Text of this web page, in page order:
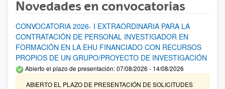
Novedades en convocatorias
CONVOCATORIA 2026- I EXTRAORDINARIA PARA LA
CONTRATACIÓN DE PERSONAL INVESTIGADOR EN
FORMACIÓN EN LA EHU FINANCIADO CON RECURSOS
PROPIOS DE UN GRUPO/PROYECTO DE INVESTIGACIÓN
Abierto el plazo de presentación: 07/08/2026 - 14/08/2026
ABIERTO EL PLAZO DE PRESENTACIÓN DE SOLICITUDES